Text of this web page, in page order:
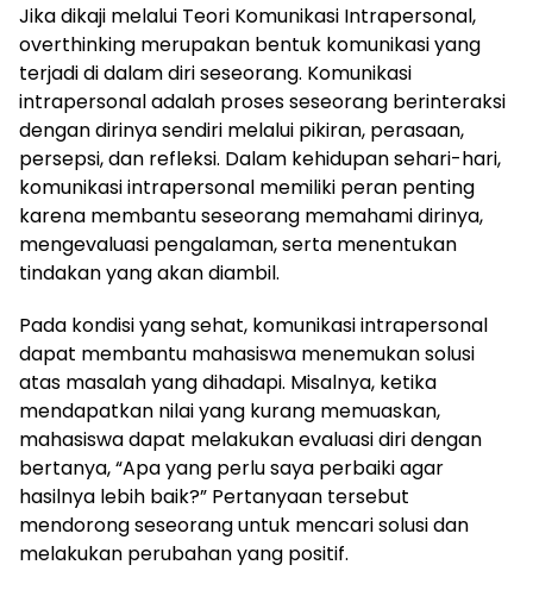
Jika dikaji melalui Teori Komunikasi Intrapersonal,
overthinking merupakan bentuk komunikasi yang
terjadi di dalam diri seseorang. Komunikasi
intrapersonal adalah proses seseorang berinteraksi
dengan dirinya sendiri melalui pikiran, perasaan,
persepsi, dan refleksi. Dalam kehidupan sehari-hari,
komunikasi intrapersonal memiliki peran penting
karena membantu seseorang memahami dirinya,
mengevaluasi pengalaman, serta menentukan
tindakan yang akan diambil.
Pada kondisi yang sehat, komunikasi intrapersonal
dapat membantu mahasiswa menemukan solusi
atas masalah yang dihadapi. Misalnya, ketika
mendapatkan nilai yang kurang memuaskan,
mahasiswa dapat melakukan evaluasi diri dengan
bertanya, “Apa yang perlu saya perbaiki agar
hasilnya lebih baik?” Pertanyaan tersebut
mendorong seseorang untuk mencari solusi dan
melakukan perubahan yang positif.